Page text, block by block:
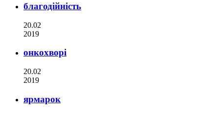
благодійність
20.02
2019
онкохворі
20.02
2019
ярмарок